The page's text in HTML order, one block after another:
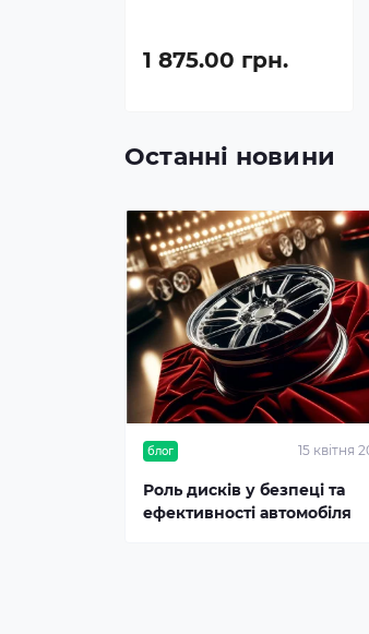
1 875.00 грн.
Останні новини
блог 15 квітня
Роль дисків у безпеці та
ефективності автомобіля